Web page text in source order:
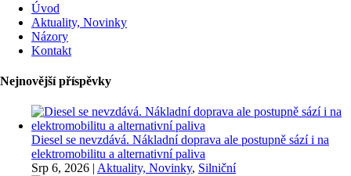
Úvod
Aktuality, Novinky
Názory
Kontakt
Nejnovější příspěvky
Diesel se nevzdává. Nákladní doprava ale postupně sází i na
elektromobilitu a alternativní paliva
Srp 6, 2026 | Aktuality, Novinky, Silniční